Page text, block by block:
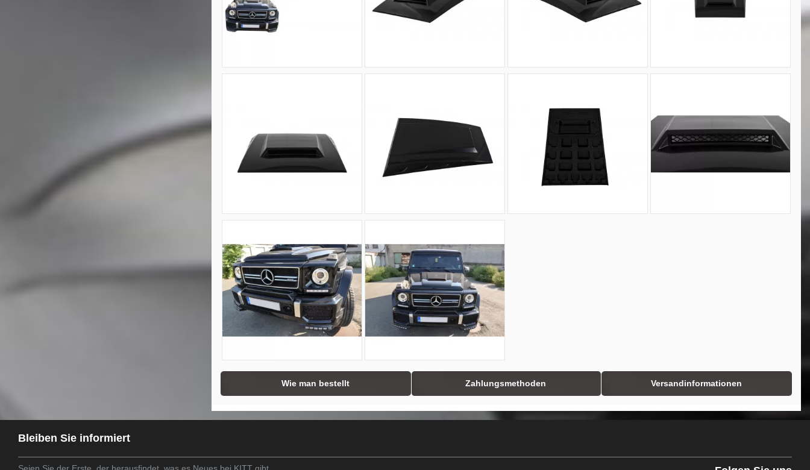
Wie man bestellt Zahlungsmethoden Versandinformationen
Bleiben Sie informiert